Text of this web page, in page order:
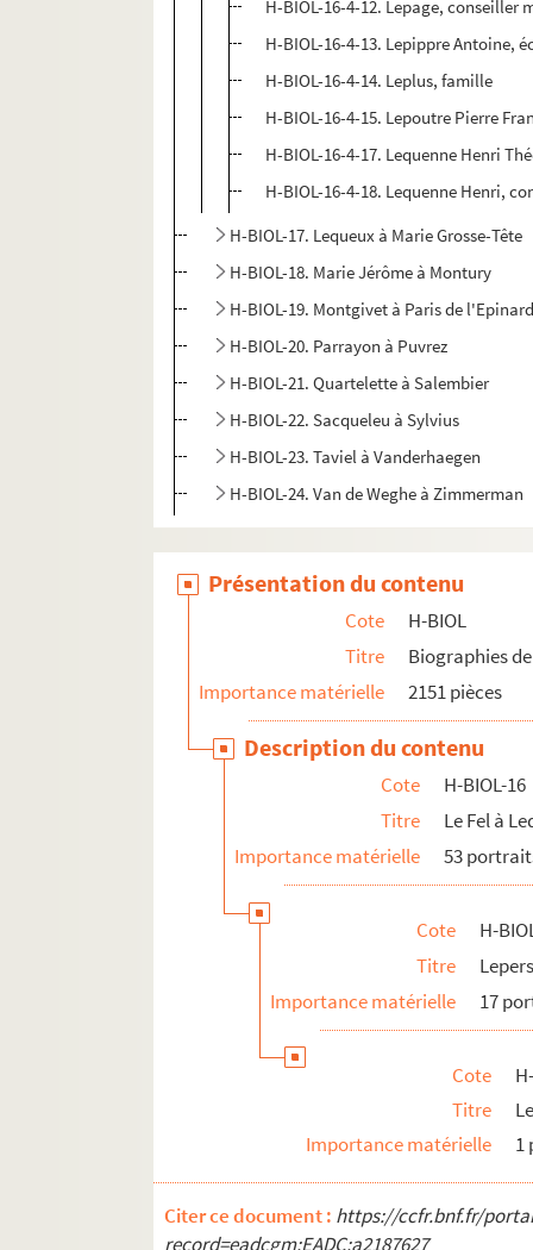
H-BIOL-16-4-12. Lepage, conseiller
H-BIOL-16-4-13. Lepippre Antoine,
H-BIOL-16-4-14. Leplus, famille
H-BIOL-16-4-15. Lepoutre Pierre
H-BIOL-16-4-17. Lequenne Henri
H-BIOL-16-4-18. Lequenne Henri,
H-BIOL-17. Lequeux à Marie Grosse-Tête
H-BIOL-18. Marie Jérôme à Montury
H-BIOL-19. Montgivet à Paris de
H-BIOL-20. Parrayon à Puvrez
H-BIOL-21. Quartelette à Salembier
H-BIOL-22. Sacqueleu à Sylvius
H-BIOL-23. Taviel à Vanderhaegen
H-BIOL-24. Van de Weghe à Zimmerman
Présentation du contenu
Cote
H-BIOL
Titre
Biographies
Importance matérielle
2151 pièces
Description du contenu
Cote
H-BIOL-16
Titre
Le Fel à
Importance matérielle
53
Cote
H-
Titre
Importance matérielle
17
Cote
Titre
Importance matérielle
1
Citer ce document : https://ccfr.bnf.fr/
record=eadcgm:EADC:a2187627